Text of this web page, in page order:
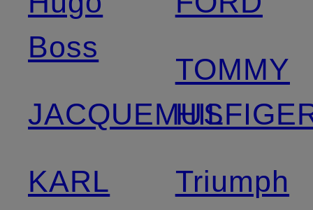
Boss
JACQUEMUS
KARL
TOMMY
Triumph